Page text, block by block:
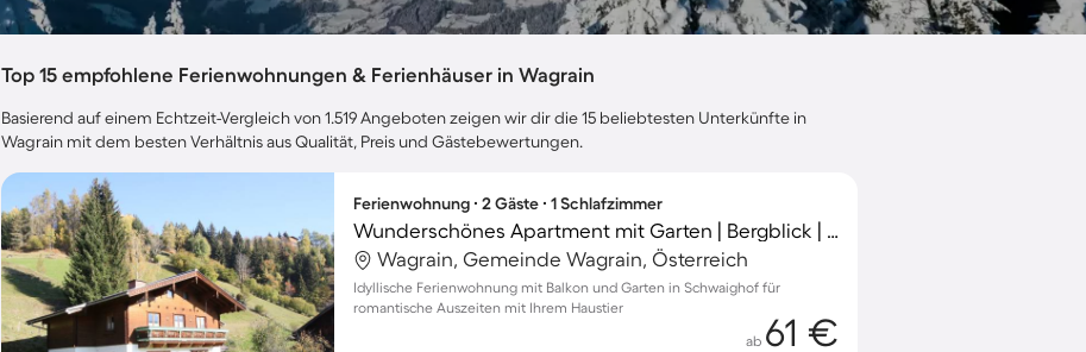
Top 15 empfohlene Ferienwohnungen & Ferienhäuser in Wagrain
Basierend auf einem Echtzeit-Vergleich von 1.519 Angeboten zeigen wir dir die 15 beliebtesten Unterkünfte in
Wagrain mit dem besten Verhältnis aus Qualität, Preis und Gästebewertungen.
Ferienwohnung ∙ 2 Gäste ∙ 1 Schlafzimmer
Wunderschönes Apartment mit Garten | Bergblick | Skifahren in der Nähe | Hunde erlaubt
Wagrain, Gemeinde Wagrain, Österreich
Idyllische Ferienwohnung mit Balkon und Garten in Schwaighof für
romantische Auszeiten mit Ihrem Haustier
ab 61 €